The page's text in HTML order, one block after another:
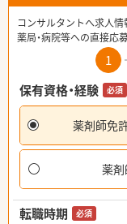
コンサルタントへ求人情
薬局・病院等への直接応
1
保有資格・経験
必須
薬剤師免
薬剤
転職時期 必須